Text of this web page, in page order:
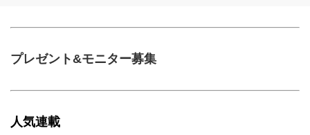
プレゼント&モニター募集
人気連載